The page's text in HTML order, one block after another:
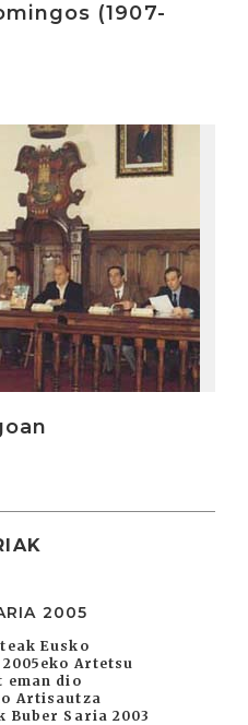
(1907-
2005
Eusko
Artetsu
eman dio
Artisautza
Buber Saria 2003